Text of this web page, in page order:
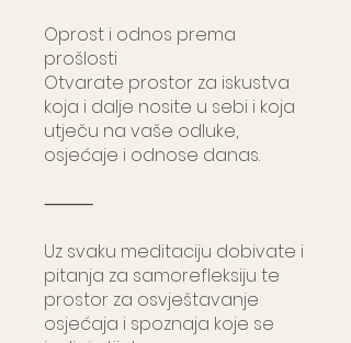
Oprost i odnos prema
prošlosti
Otvarate prostor za iskustva
koja i dalje nosite u sebi i koja
utječu na vaše odluke,
osjećaje i odnose danas.
⸻
Uz svaku meditaciju dobivate i
pitanja za samorefleksiju te
prostor za osvještavanje
osjećaja i spoznaja koje se